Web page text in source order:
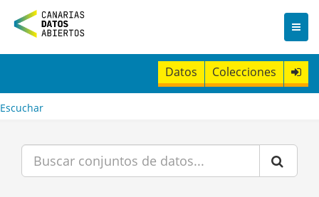
n
t
Datos Colecciones
Escuchar